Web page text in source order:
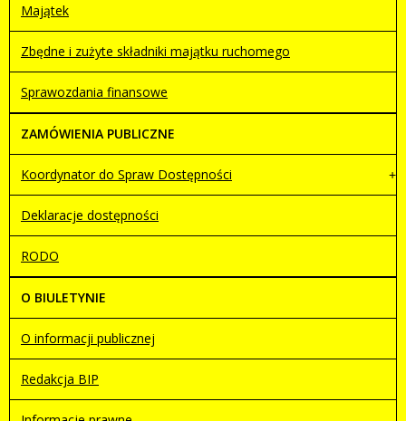
Majątek
Zbędne i zużyte składniki majątku ruchomego
Sprawozdania finansowe
ZAMÓWIENIA PUBLICZNE
Koordynator do Spraw Dostępności
Deklaracje dostępności
RODO
O BIULETYNIE
O informacji publicznej
Redakcja BIP